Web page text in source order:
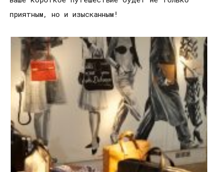
приятным, но и изысканным!